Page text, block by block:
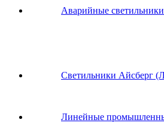
Аварийные
Светильники Айсберг
Линейные